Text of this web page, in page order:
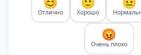
Отлично Хорошо
😡
Очень плохо